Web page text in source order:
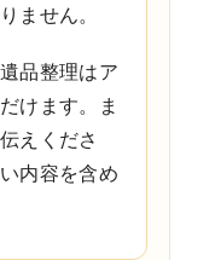
ません。
品整理はア
けます。ま
えくださ
内容を含め